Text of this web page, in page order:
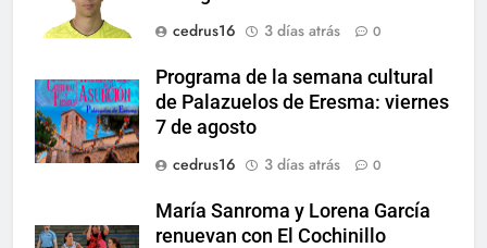
cedrus16
3 días atrás 0
Programa de la semana cultural
de Palazuelos de Eresma: viernes
7 de agosto
cedrus16
3 días atrás 0
María Sanroma y Lorena García
renuevan con El Cochinillo